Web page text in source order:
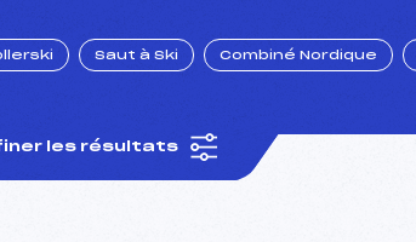
Saut à Ski Combiné Nordique
les résultats